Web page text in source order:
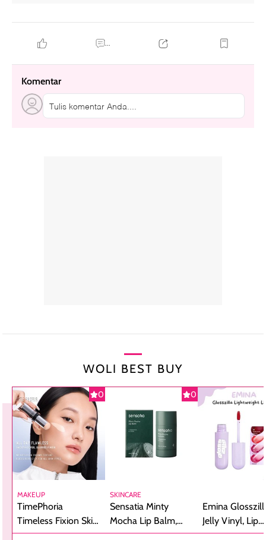
...
Komentar
Tulis komentar Anda....
WOLI BEST BUY
0
MAKEUP
TimePhoria
Timeless Fixion Skin
Tint Stick,
0
SKINCARE
Sensatia Minty
Mocha Lip Balm,
Pelembap Bibir
Emina
Jelly Vinyl, Lip
Cream Glossy